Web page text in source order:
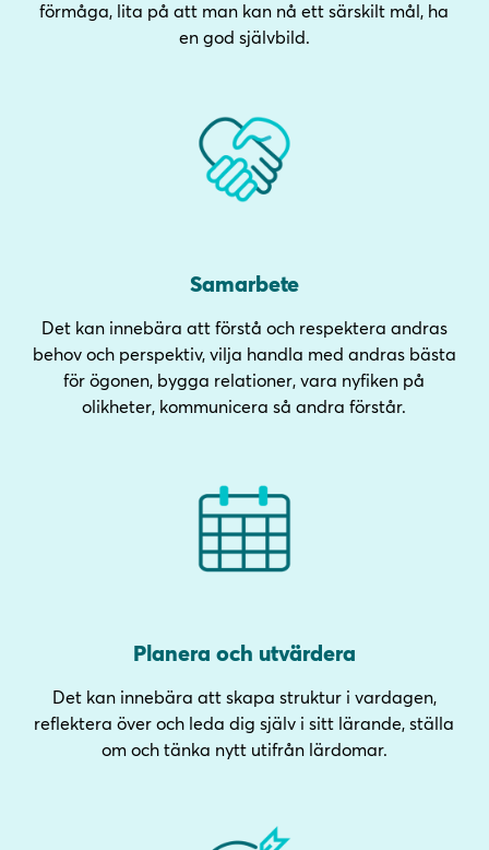
förmåga, lita på att man kan nå ett särskilt mål, ha
en god självbild.
Samarbete
Det kan innebära att förstå och respektera andras
behov och perspektiv, vilja handla med andras bästa
för ögonen, bygga relationer, vara nyfiken på
olikheter, kommunicera så andra förstår.
Planera och utvärdera
Det kan innebära att skapa struktur i vardagen,
reflektera över och leda dig själv i sitt lärande, ställa
om och tänka nytt utifrån lärdomar.